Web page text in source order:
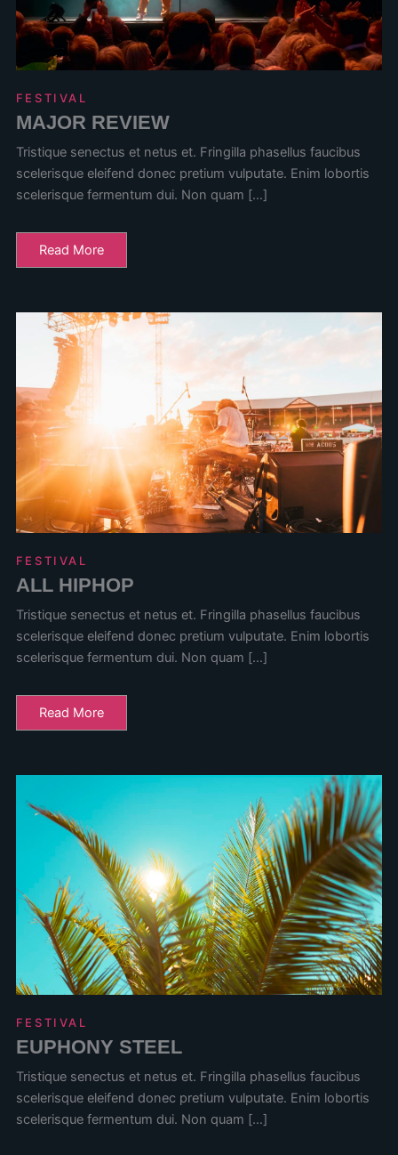
FESTIVAL
MAJOR REVIEW
Tristique senectus et netus et. Fringilla phasellus faucibus
scelerisque eleifend donec pretium vulputate. Enim lobortis
scelerisque fermentum dui. Non quam […]
Read More
FESTIVAL
ALL HIPHOP
Tristique senectus et netus et. Fringilla phasellus faucibus
scelerisque eleifend donec pretium vulputate. Enim lobortis
scelerisque fermentum dui. Non quam […]
Read More
FESTIVAL
EUPHONY STEEL
Tristique senectus et netus et. Fringilla phasellus faucibus
scelerisque eleifend donec pretium vulputate. Enim lobortis
scelerisque fermentum dui. Non quam […]